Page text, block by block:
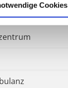
Cookies